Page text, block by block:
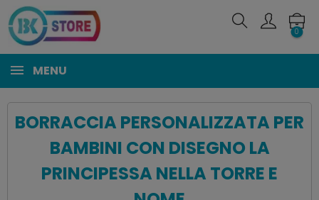
0
MENU
BORRACCIA PERSONALIZZATA PER
BAMBINI CON DISEGNO LA
PRINCIPESSA NELLA TORRE E